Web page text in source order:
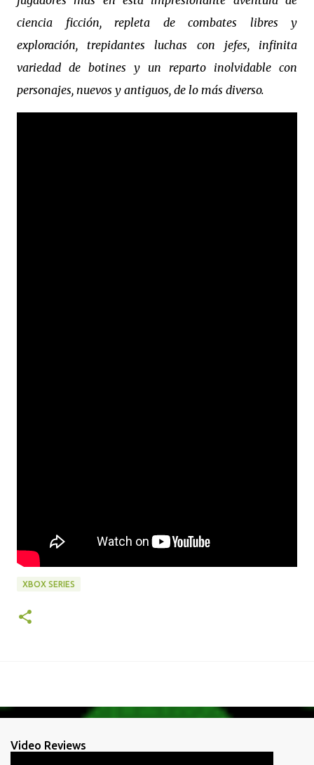
ciencia ficción, repleta de combates libres y
exploración, trepidantes luchas con jefes, infinita
variedad de botines y un reparto inolvidable con
personajes, nuevos y antiguos, de lo más diverso.
XBOX SERIES
Video Reviews